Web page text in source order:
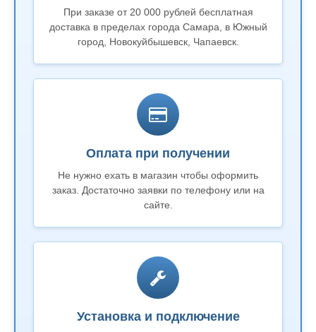
При заказе от 20 000 рублей бесплатная
доставка в пределах города Самара, в Южный
город, Новокуйбышевск, Чапаевск.
Оплата при получении
Не нужно ехать в магазин чтобы оформить
заказ. Достаточно заявки по телефону или на
сайте.
Установка и подключение